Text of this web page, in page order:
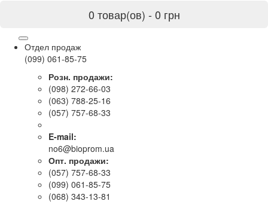
0 товар(ов) - 0 грн
Отдел продаж
(099) 061-85-75
Розн. продажи:
(098) 272-66-03
(063) 788-25-16
(057) 757-68-33
E-mail:
no6@bioprom.ua
Опт. продажи:
(057) 757-68-33
(099) 061-85-75
(068) 343-13-81